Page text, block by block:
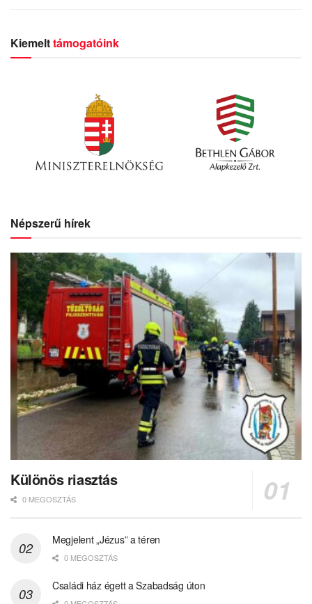
Kiemelttámogatóink
Népszerű hírek
Különös riasztás
0 MEGOSZTÁS
Megjelent „Jézus” a téren
0 MEGOSZTÁS
Családi ház égett a Szabadság úton